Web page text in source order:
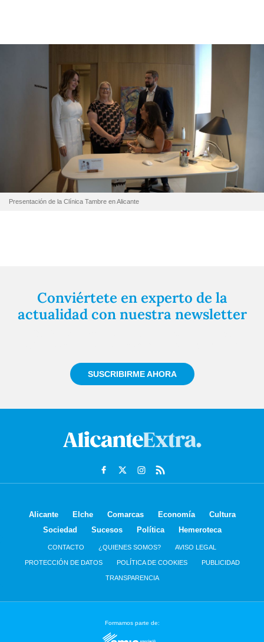
Presentación de la Clínica Tambre en Alicante
Conviértete en experto de la
actualidad con nuestra newsletter
SUSCRIBIRME AHORA
Alicante Elche Comarcas Economía
Cultura
Sociedad
Sucesos Política Hemeroteca
CONTACTO ¿QUIENES SOMOS? AVISO LEGAL
PROTECCIÓN DE DATOS POLÍTICA DE COOKIES PUBLICIDAD
TRANSPARENCIA
Formamos parte de: